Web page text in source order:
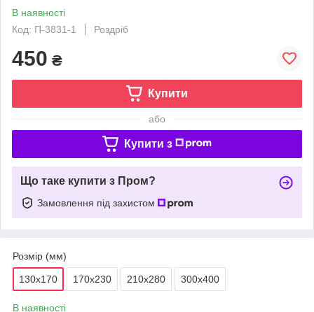
В наявності
Код: П-3831-1
Роздріб
450 ₴
Купити
або
Купити з
Що таке купити з Пром?
Замовлення під захистом
Розмір (мм)
130х170 170х230 210х280 300х400
В наявності